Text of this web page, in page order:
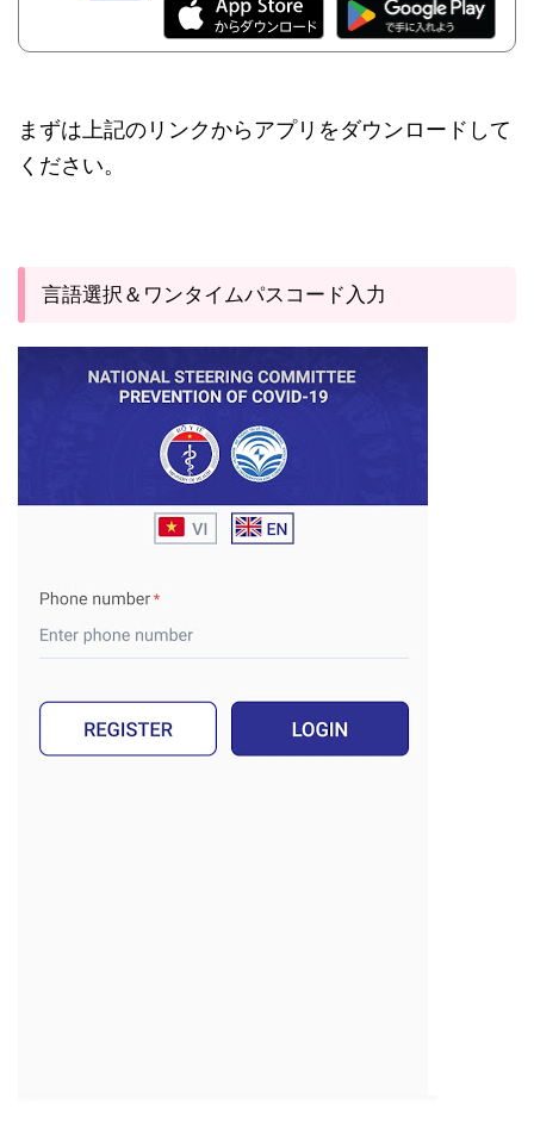
まずは上記のリンクからアプリをダウンロードして
ください。
言語選択＆ワンタイムパスコード入力